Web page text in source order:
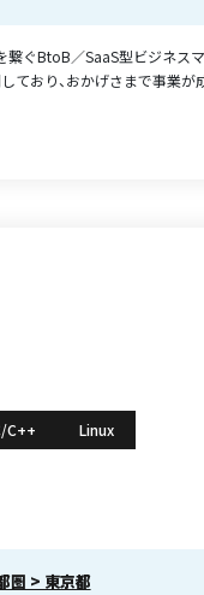
繋ぐBtoB／SaaS型ビジネス
ており、おかげさまで事業が
C++ Linux
圏 > 東京都